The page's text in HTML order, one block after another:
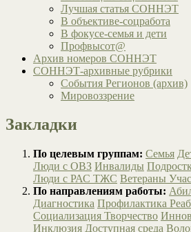
Лучшая статья СОННЭТ
В объективе-соцработа
В фокусе-семья и дети
Профвысот@
Архив номеров СОННЭТ
СОННЭТ-архивные рубрики
События Регионов (архив)
Мировоззрение
Закладки
По целевым группам: Семья
Люди с ОВЗ Инвалиды
Люди с РАС ТЖС Ветераны
По направлениям работы:
Диагностика Профилактика
Социализация Творчество
Инклюзия Доступная среда